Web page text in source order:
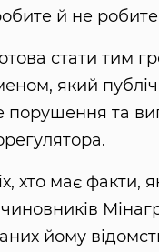
й не робите
стати тим
який
порушення та
хто має факти,
йому